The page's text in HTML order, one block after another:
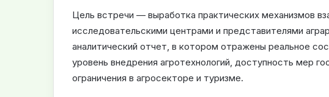
Цель встречи — выработка практических механизмов
исследовательскими центрами и представителями
аналитический отчет, в котором отражены реальное
уровень внедрения агротехнологий, доступность мер
ограничения в агросекторе и туризме.